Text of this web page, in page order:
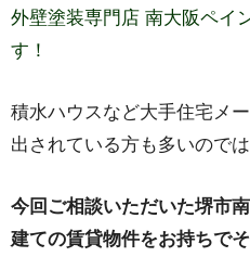
外壁塗装専門店 南大阪ペイ
す！
積水ハウスなど大手住宅メ
出されている方も多いので
今回ご相談いただいた堺市
建ての賃貸物件をお持ちで